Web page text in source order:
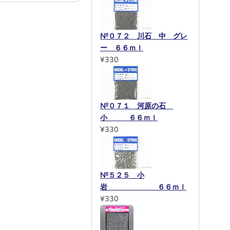
№０７２ 川石 中 グレ
ー ６６ｍｌ
¥330
№０７１ 河原の石
小 ６６ｍｌ
¥330
№５２５ 小
岩 ６６ｍｌ
¥330